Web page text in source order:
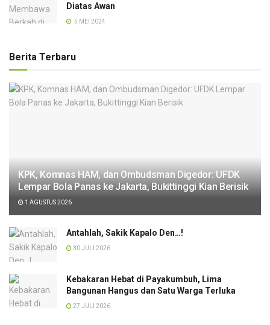
Diatas Awan
5 MEI 2024
Berita Terbaru
KPK, Komnas HAM, dan Ombudsman Digedor: UFDK
Lempar Bola Panas ke Jakarta, Bukittinggi Kian Berisik
1 AGUSTUS 2026
Antahlah, Sakik Kapalo Den…!
30 JULI 2026
Kebakaran Hebat di Payakumbuh, Lima
Bangunan Hangus dan Satu Warga Terluka
27 JULI 2026